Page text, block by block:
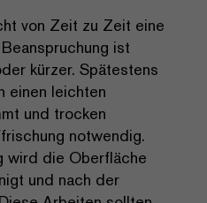
von Zeit zu Zeit eine
ist
kürzer. Spätestens
einen leichten
und trocken
notwendig.
wird die Oberfläche
und nach der